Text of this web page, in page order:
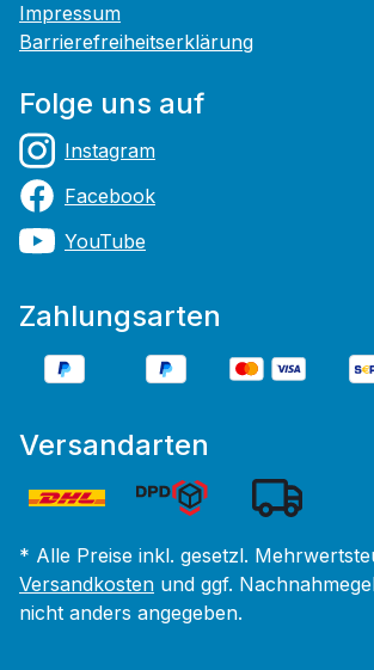
Impressum
Barrierefreiheitserklärung
Folge uns auf
Instagram
Facebook
YouTube
Zahlungsarten
Versandarten
* Alle Preise inkl. gesetzl.
Versandkosten und ggf.
nicht anders angegeben.